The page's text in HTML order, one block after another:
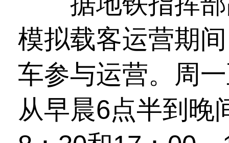
模拟载客运营期
车参与运营。周
从早晨6点半到